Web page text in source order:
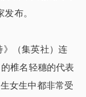
发布。
》（集英社）连
椎名轻穗的代表
女生中都非常受